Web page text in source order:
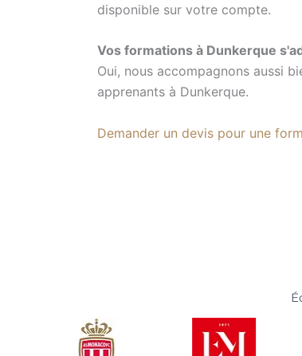
disponible sur votre compte.
Vos formations à Dunkerque
Oui, nous accompagnons aussi
apprenants à Dunkerque.
Demander un devis pour une